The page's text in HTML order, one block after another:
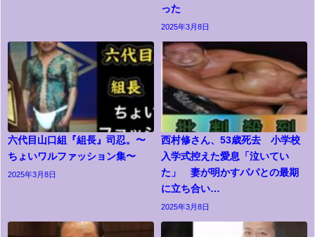
った
2025年3月8日
六代目山口組『組長』司忍。〜
ちょいワルファッション集〜
2025年3月8日
西村修さん、53歳死去 小学校
入学式控えた愛息「泣いてい
た」 妻が明かすパパとの最期
に立ち合い…
2025年3月8日